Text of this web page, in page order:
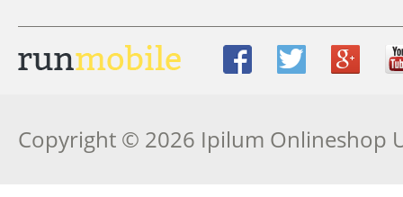
Copyright © 2026 Ipilum Onlineshop